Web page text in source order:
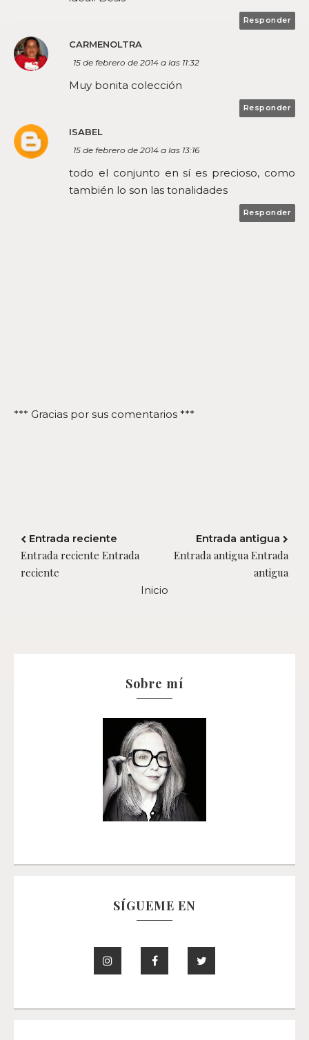
Responder
CARMENOLTRA
15 de febrero de 2014 a las 11:32
Muy bonita colección
Responder
ISABEL
15 de febrero de 2014 a las 13:16
todo el conjunto en sí es precioso, como
también lo son las tonalidades
Responder
*** Gracias por sus comentarios ***
Entrada reciente
Entrada reciente Entrada
reciente
Entrada antigua
Entrada antigua Entrada
antigua
Inicio
Sobre mí
SÍGUEME EN